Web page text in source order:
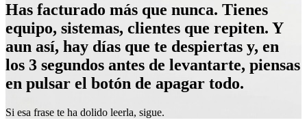
Has facturado más que nunca. Tienes
equipo, sistemas, clientes que repiten. Y
aun así, hay días que te despiertas y, en
los 3 segundos antes de levantarte, piensas
en pulsar el botón de apagar todo.
Si esa frase te ha dolido leerla, sigue.